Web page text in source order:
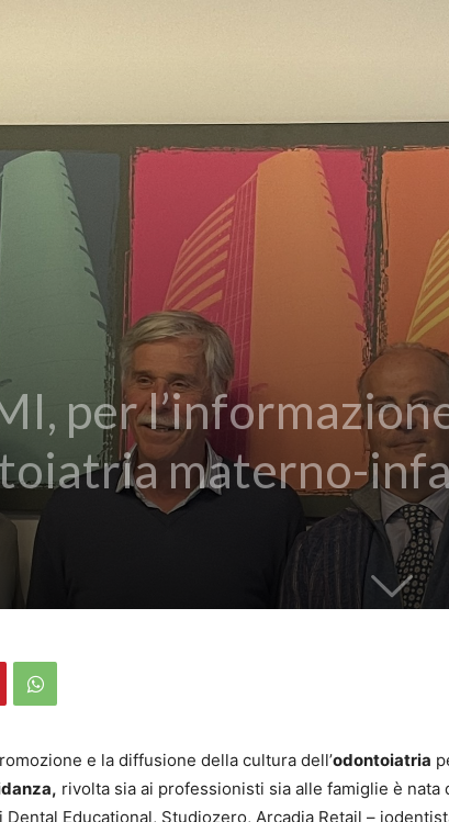
per
materno-
e la diffusione della cultura dell’odontoiatria
rivolta sia ai professionisti sia alle famiglie è nata
Educational, Studiozero, Arcadia Retail –